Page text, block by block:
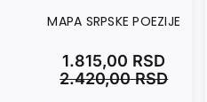
MAPA SRPSKE POEZIJE
2.420,00RSD
1.815,00 RSD